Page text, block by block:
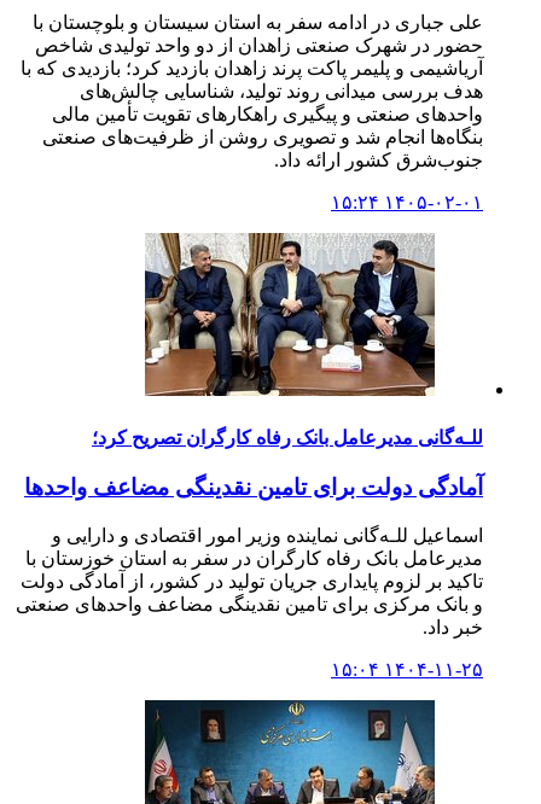
علی جباری در ادامه سفر به استان سیستان و بلوچستان با
حضور در شهرک صنعتی زاهدان از دو واحد تولیدی شاخص
آریاشیمی و پلیمر پاکت پرند زاهدان بازدید کرد؛ بازدیدی که با
هدف بررسی میدانی روند تولید، شناسایی چالش‌های
واحدهای صنعتی و پیگیری راهکارهای تقویت تأمین مالی
بنگاه‌ها انجام شد و تصویری روشن از ظرفیت‌های صنعتی
جنوب‌شرق کشور ارائه داد.
۱۴۰۵-۰۲-۰۱ ۱۵:۲۴
للـه‌گانی مدیرعامل بانک رفاه کارگران تصریح کرد؛
آمادگی دولت برای تامین نقدینگی مضاعف واحدها
اسماعیل للـه‌گانی نماینده وزیر امور اقتصادی و دارایی و
مدیرعامل بانک رفاه کارگران در سفر به استان خوزستان با
تاکید بر لزوم پایداری جریان تولید در کشور، از آمادگی دولت
و بانک مرکزی برای تامین نقدینگی مضاعف واحدهای صنعتی
خبر داد.
۱۴۰۴-۱۱-۲۵ ۱۵:۰۴